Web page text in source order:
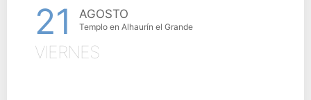
21 AGOSTO
Templo en Alhaurín el Grande
VIERNES